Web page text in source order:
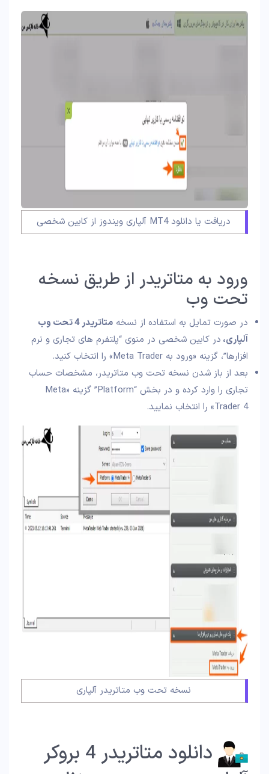
دریافت یا دانلود MT4 آلپاری ویندوز از کابین شخصی
ورود به متاتریدر از طریق نسخه
تحت وب
در صورت تمایل به استفاده از نسخه
متاتریدر 4 تحت وب
آلپاری، در کابین شخصی در منوی “پلتفرم های تجاری و نرم
افزارها”، گزینه «ورود به Meta Trader» را انتخاب کنید.
بعد از باز شدن نسخه تحت وب متاتریدر، مشخصات حساب
تجاری را وارد کرده و در بخش “Platform” گزینه «Meta
Trader 4» را انتخاب نمایید.
نسخه تحت وب متاتریدر آلپاری
دانلود متاتریدر 4 بروکر